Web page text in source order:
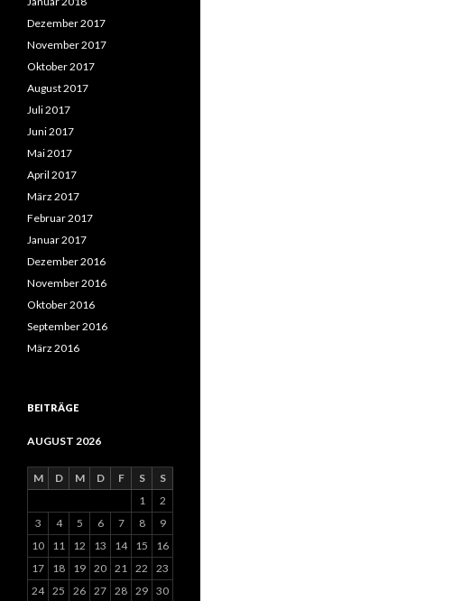
Dezember 2017
November 2017
Oktober 2017
August 2017
Juli 2017
Juni 2017
Mai 2017
April 2017
März 2017
Februar 2017
Januar 2017
Dezember 2016
November 2016
Oktober 2016
September 2016
März 2016
BEITRÄGE
AUGUST 2026
M D M D F S
S
1
2
3
4 5 6 7 8
9
10
11 12 13 14 15
16
17
18 19 20 21 22
23
24 25 26 27 28 29 30